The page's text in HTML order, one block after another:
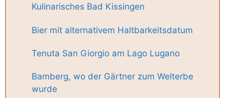
Kulinarisches Bad Kissingen
Bier mit alternativem Haltbarkeitsdatum
Tenuta San Giorgio am Lago Lugano
Bamberg, wo der Gärtner zum Welterbe
wurde